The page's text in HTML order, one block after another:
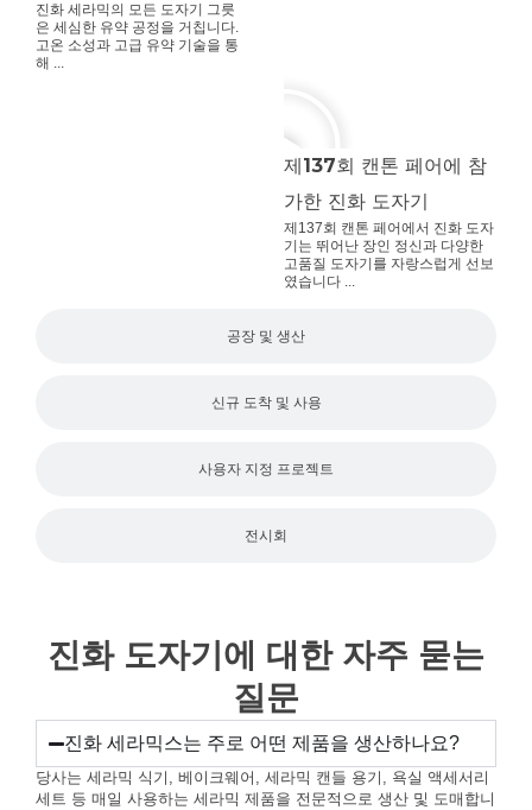
공장 및 생산
신규 도착 및 사용
사용자 지정 프로젝트
전시회
진화 세라믹의 모든 도자기 그릇
은 세심한 유약 공정을 거칩니다.
고온 소성과 고급 유약 기술을 통
해 ...
제137회 캔톤 페어에 참
가한 진화 도자기
제137회 캔톤 페어에서 진화 도자
기는 뛰어난 장인 정신과 다양한
고품질 도자기를 자랑스럽게 선보
였습니다 ...
진화 도자기에 대한 자주 묻는
질문
진화 세라믹스는 주로 어떤 제품을 생산하나요?
당사는 세라믹 식기, 베이크웨어, 세라믹 캔들 용기, 욕실 액세서리
세트 등 매일 사용하는 세라믹 제품을 전문적으로 생산 및 도매합니